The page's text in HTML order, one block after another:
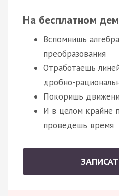
На бесплатном
Вспомнишь
преобразования
Отработаешь
дробно-
Покоришь
И в целом крайне
проведешь время